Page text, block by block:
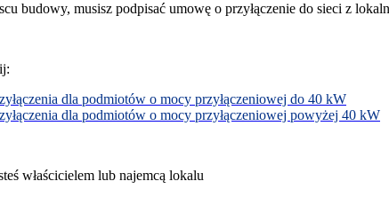
budowy, musisz podpisać umowę o przyłączenie do sieci z
dla podmiotów o mocy przyłączeniowej do 40 kW
dla podmiotów o mocy przyłączeniowej powyżej 40 kW
właścicielem lub najemcą lokalu